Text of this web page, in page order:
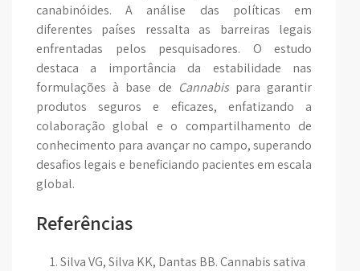
canabinóides. A análise das políticas em
diferentes países ressalta as barreiras legais
enfrentadas pelos pesquisadores. O estudo
destaca a importância da estabilidade nas
formulações à base de Cannabispara garantir
produtos seguros e eficazes, enfatizando a
colaboração global e o compartilhamento de
conhecimento para avançar no campo, superando
desafios legais e beneficiando pacientes em escala
global.
Referências
Silva VG, Silva KK, Dantas BB. Cannabis sativa